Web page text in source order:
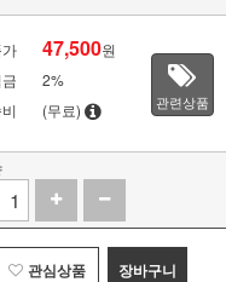
47,500원
2%
(무료) 관련상품
관심상품 장바구니